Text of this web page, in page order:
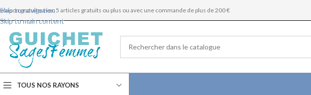
Skip to navigation
Skip to main content
gratuite avec 5 articles gratuits ou plus ou avec une commande de plus de 200 €
TOUS NOS RAYONS